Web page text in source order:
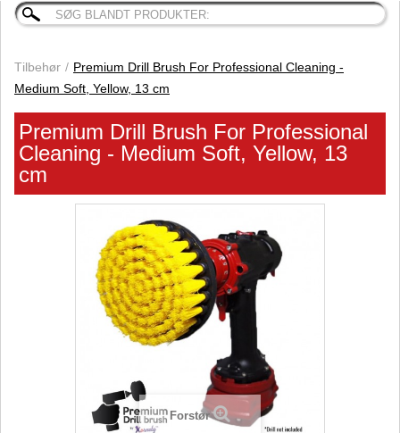
Tilbehør
Premium Drill Brush For Professional Cleaning -
Medium Soft, Yellow, 13 cm
Premium Drill Brush For Professional
Cleaning - Medium Soft, Yellow, 13
cm
Forstør